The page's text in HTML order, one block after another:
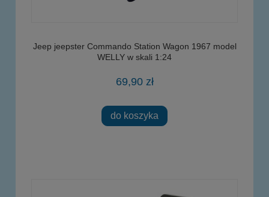
Jeep jeepster Commando Station Wagon 1967 model
WELLY w skali 1:24
69,90 zł
do koszyka